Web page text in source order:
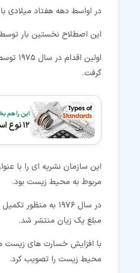
در اواسط دهه هفتاد
این اصطلاح نخستین بار
گرفت.
این را هم
12 نوع استاندارد متداول در صنعت
این سازمان نشریه ای را با
مربوط به محیط زیست بود.
در سال 1976 به منظور تکمیل استاندارد مذکور از طرف هیات تدوین
مبلغ یک زیان منتشر شد.
محیط زیست را تصویب کرد.